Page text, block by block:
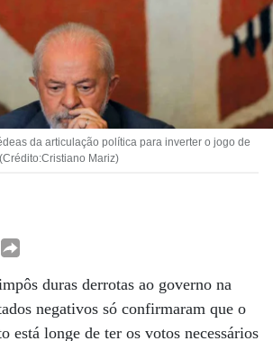
da articulação política para inverter o jogo de
Mariz)
duras derrotas ao governo na
negativos só confirmaram que o
está longe de ter os votos necessários